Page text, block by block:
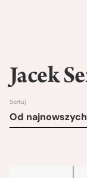
Jacek
Sortuj
Od najnowszych